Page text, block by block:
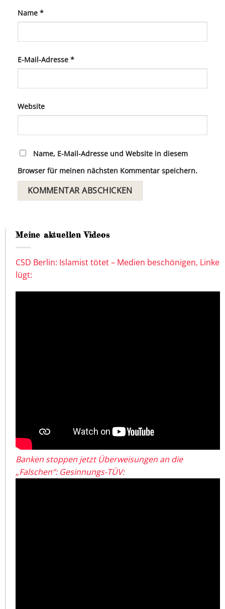
Name *
E-Mail-Adresse *
Website
Name, E-Mail-Adresse und Website in diesem
Browser für meinen nächsten Kommentar speichern.
Meine aktuellen Videos
CSD Berlin: Islamist tötet – Medien beschönigen, Linke
lügt:
Banken stoppen jetzt Überweisungen an die
„Falschen“: Gesinnungs-TÜV: